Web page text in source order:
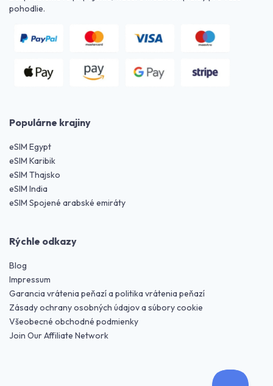
pohodlie.
Populárne krajiny
eSIM Egypt
eSIM Karibik
eSIM Thajsko
eSIM India
eSIM Spojené arabské emiráty
Rýchle odkazy
Blog
Impressum
Garancia vrátenia peňazí a politika vrátenia peňazí
Zásady ochrany osobných údajov a súbory cookie
Všeobecné obchodné podmienky
Join Our Affiliate Network